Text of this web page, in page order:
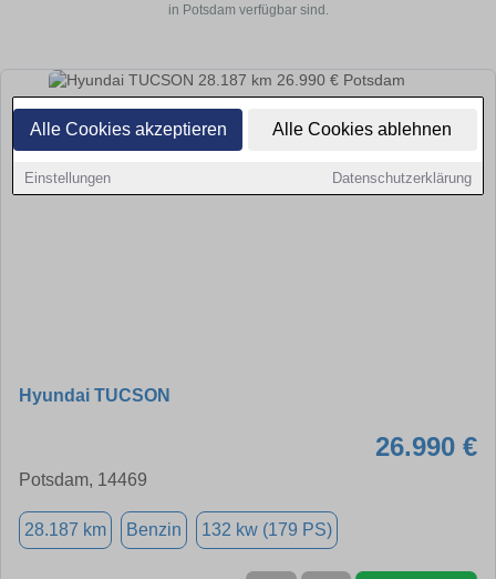
Alle Cookies akzeptieren Alle Cookies ablehnen
Einstellungen Datenschutzerklärung
in Potsdam verfügbar sind.
Hyundai TUCSON
26.990 €
Potsdam, 14469
28.187 km Benzin 132 kw (179 PS)